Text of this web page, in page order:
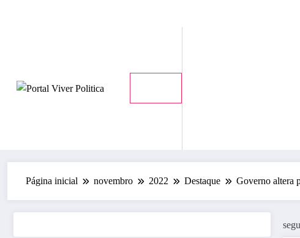
Página inicial novembro 2022 Destaque Governo altera